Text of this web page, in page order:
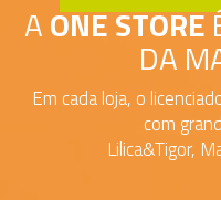
AONE STORE
DA
Em cada loja, o
com
Lilica&Tigor,